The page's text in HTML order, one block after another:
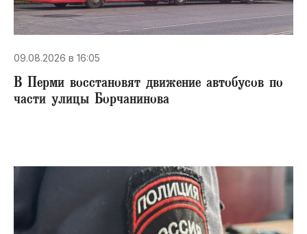
09.08.2026 в 16:05
В Перми восстановят движение автобусов по
части улицы Борчанинова